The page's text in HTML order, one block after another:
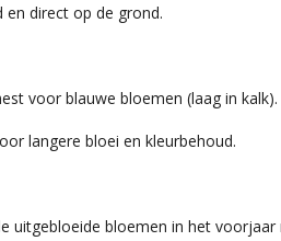
en direct op de grond.
voor blauwe bloemen (laag in kalk).
langere bloei en kleurbehoud.
uitgebloeide bloemen in het